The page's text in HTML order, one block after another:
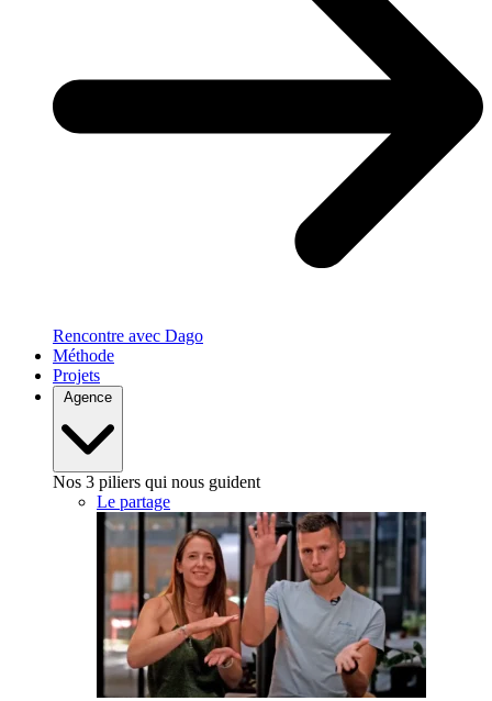
Rencontre avec Dago
Méthode
Projets
Agence
Nos 3 piliers qui nous guident
Le partage